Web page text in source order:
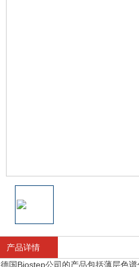
产品详情
德国Biostep公司的产品包括薄层色